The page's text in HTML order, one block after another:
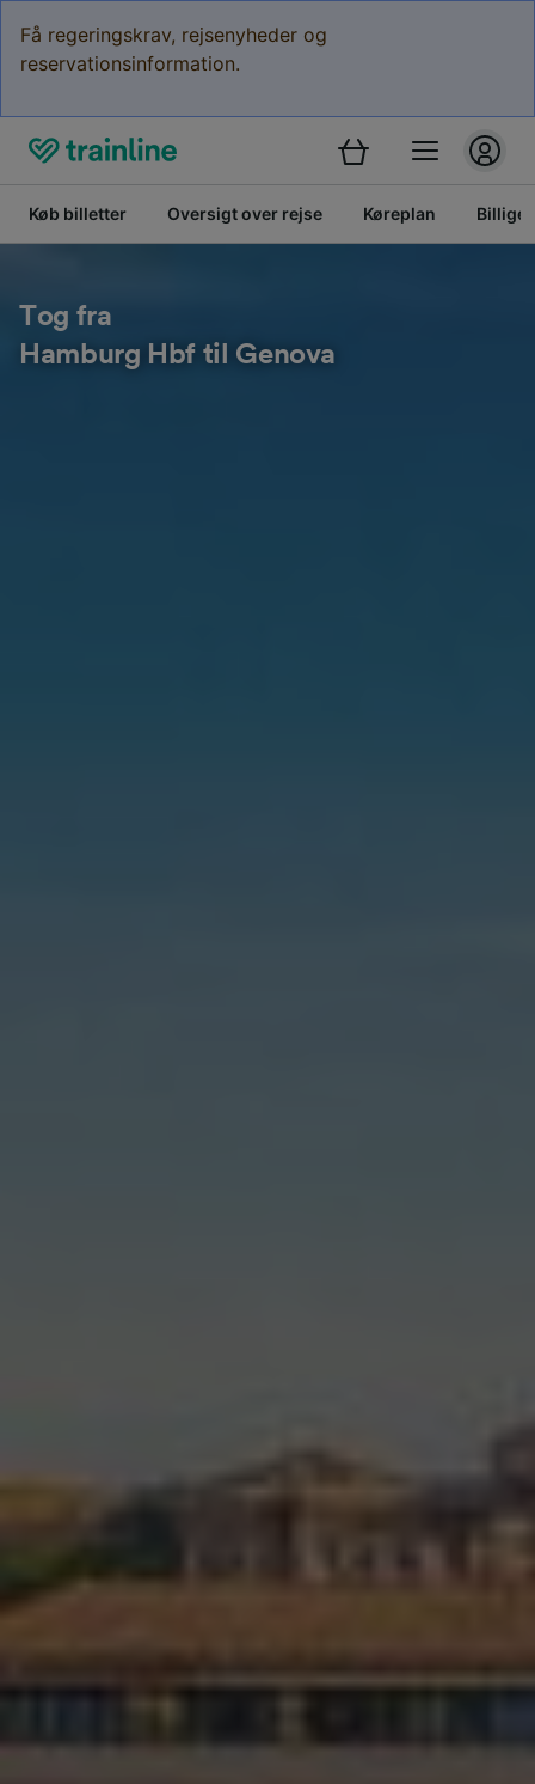
Få regeringskrav, rejsenyheder og
reservationsinformation.
Køb billetter Oversigt over rejse Køreplan Billige
Tog fra
Hamburg Hbf til Genova